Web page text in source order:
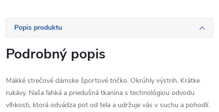
Popis produktu
Podrobný popis
Mäkké strečové dámske športové tričko. Okrúhly výstrih. Krátke
rukávy. Naša ľahká a priedušná tkanina s technológiou odvodu
vlhkosti, ktorá odvádza pot od tela a udržuje vás v suchu a pohodlí.